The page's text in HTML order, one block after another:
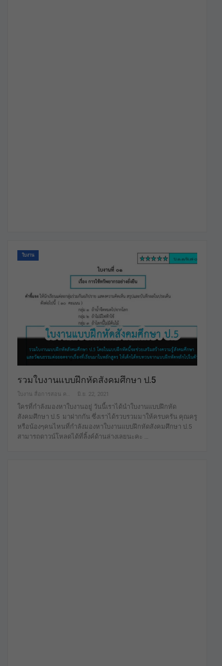
ใบงาน
รวมใบงานแบบฝึกหัดสังคมศึกษา ป.5
มิ.ย. 22, 2021
ใครที่กำลังมองหาใบงานอยู่ วันนี้เราได้นำใบงานแบบฝึกหัด
สังคมศึกษา ป.5 มาฝากกัน ซึ่งเราได้รวบรวมมาให้ครบครัน คุณครู
หรือน้องๆคนไหนที่กำลังมองหาใบงานแบบฝึกหัดสังคมศึกษา ป.5
สามารถดาวน์โหลดได้ที่ลิ้งค์ด้านล่างเลยนะคะ …